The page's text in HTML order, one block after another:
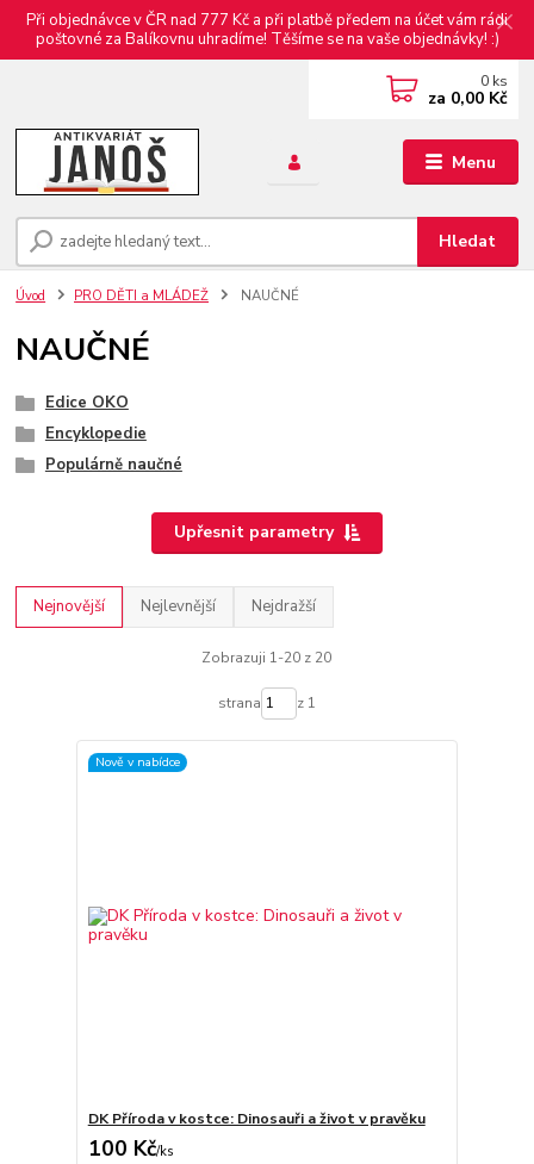
Při objednávce v ČR nad 777 Kč a při platbě předem na účet vám rádi
poštovné za Balíkovnu uhradíme! Těšíme se na vaše objednávky! :)
Menu
Hledat
0 ks
za 0,00 Kč
Úvod PRO DĚTI a MLÁDEŽ NAUČNÉ
NAUČNÉ
Edice OKO
Encyklopedie
Populárně naučné
Upřesnit parametry
Nejnovější Nejlevnější Nejdražší
Zobrazuji 1-20 z 20
strana z 1
Nově v nabídce
DK Příroda v kostce: Dinosauři a život v pravěku
100 Kč/ks